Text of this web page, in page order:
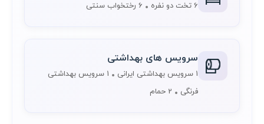
6 تخت دو نفره 6 رختخواب سنتی
سرویس های بهداشتی
1 سرویس بهداشتی ایرانی
1 سرویس بهداشتی
فرنگی
2 حمام